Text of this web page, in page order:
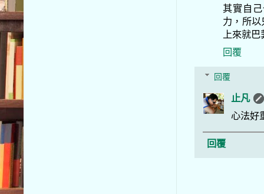
其實自
力，所
上來就巴
回覆
回覆
止凡
心法好
回覆